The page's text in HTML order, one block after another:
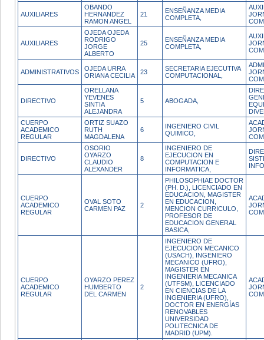
AUXILIARES
OBANDO
HERNANDEZ
RAMON ANGEL
21
ENSEÑANZA MEDIA
COMPLETA,
AUXILIARES
OJEDA OJEDA
RODRIGO
JORGE
ALBERTO
25
ENSEÑANZA MEDIA
COMPLETA,
ADMINISTRATIVOS
OJEDA URRA
ORIANA CECILIA
23
SECRETARIA EJECUTIVA
COMPUTACIONAL,
DIRECTIVO
ORELLANA
YEVENES
SINTIA
ALEJANDRA
5 ABOGADA,
CUERPO
ACADEMICO
REGULAR
ORTIZ SUAZO
RUTH
MAGDALENA
6
INGENIERO CIVIL
QUIMICO,
DIRECTIVO
OSORIO
OYARZO
CLAUDIO
ALEXANDER
8
INGENIERO DE
EJECUCION EN
COMPUTACION E
INFORMATICA,
CUERPO
ACADEMICO
REGULAR
OVAL SOTO
CARMEN PAZ
2
PHILOSOPHIAE DOCTOR
(PH. D.), LICENCIADO EN
EDUCACION, MAGISTER
EN EDUCACION,
MENCION CURRICULO,
PROFESOR DE
EDUCACION GENERAL
BASICA,
CUERPO
ACADEMICO
REGULAR
OYARZO PEREZ
HUMBERTO
DEL CARMEN
2
INGENIERO DE
EJECUCION MECANICO
(USACH), INGENIERO
MECANICO (UFRO),
MAGISTER EN
INGENIERIA MECANICA
(UTFSM), LICENCIADO
EN CIENCIAS DE LA
INGENIERIA (UFRO),
DOCTOR EN ENERGÍAS
RENOVABLES
UNIVERSIDAD
POLITECNICA DE
MADRID (UPM).